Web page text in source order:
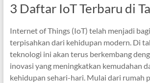
3 Daftar IoT Terbaru di
Internet of Things (IoT) telah menjadi
terpisahkan dari kehidupan modern. Di
teknologi ini akan terus berkembang
inovasi yang meningkatkan kemudahan
kehidupan sehari-hari. Mulai dari rumah